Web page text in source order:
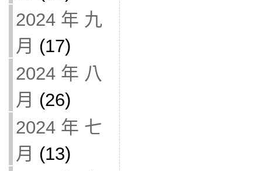
2024 年 九
月 (17)
2024 年 八
月 (26)
2024 年 七
月 (13)